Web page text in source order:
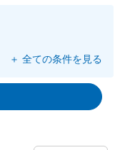
＋ 全ての条件を見る